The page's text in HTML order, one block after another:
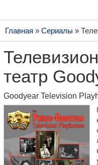
Главная » Сериалы »
театр
Goodyear Television